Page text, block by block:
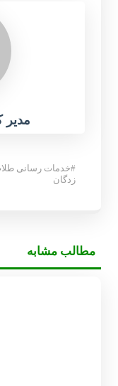
مدیر
#خدمات رسانی
زدگان
مطالب مشابه